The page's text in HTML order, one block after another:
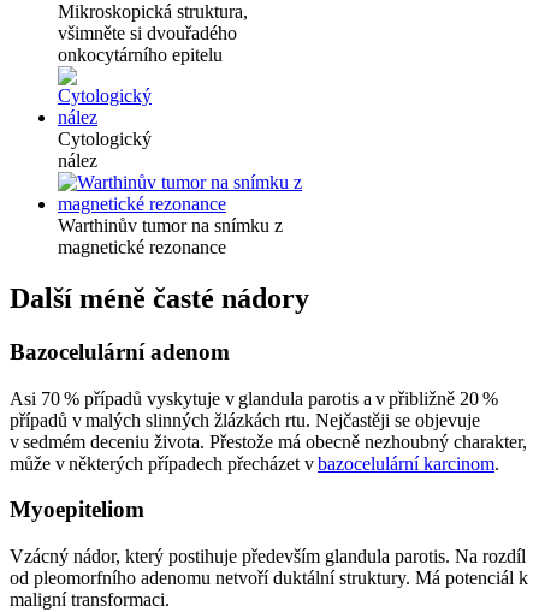
Mikroskopická struktura,
všimněte si dvouřadého
onkocytárního epitelu
Cytologický
nález
Warthinův tumor na snímku z
magnetické rezonance
Další méně časté nádory
Bazocelulární adenom
Asi 70 % případů vyskytuje v glandula parotis a v přibližně 20 %
případů v malých slinných žlázkách rtu. Nejčastěji se objevuje
v sedmém deceniu života. Přestože má obecně nezhoubný charakter,
může v některých případech přecházet vbazocelulární karcinom.
Myoepiteliom
Vzácný nádor, který postihuje především glandula parotis. Na rozdíl
od pleomorfního adenomu netvoří duktální struktury. Má potenciál k
maligní transformaci.